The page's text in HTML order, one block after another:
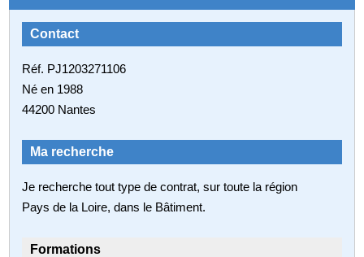
Contact
Réf. PJ1203271106
Né en 1988
44200 Nantes
Ma recherche
Je recherche tout type de contrat, sur toute la région
Pays de la Loire, dans le Bâtiment.
Formations